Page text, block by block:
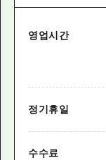
영업시간
정기휴일
수수료